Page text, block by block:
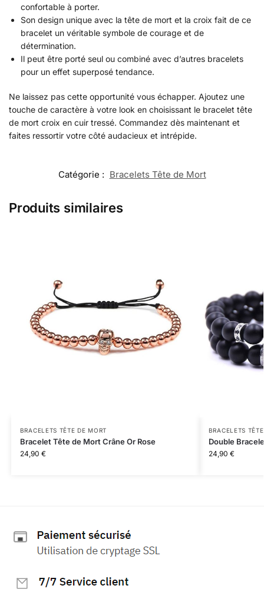
confortable à porter.
Son design unique avec la tête de mort et la croix fait de ce
bracelet un véritable symbole de courage et de
détermination.
Il peut être porté seul ou combiné avec d’autres bracelets
pour un effet superposé tendance.
Ne laissez pas cette opportunité vous échapper. Ajoutez une
touche de caractère à votre look en choisissant le bracelet tête
de mort croix en cuir tressé. Commandez dès maintenant et
faites ressortir votre côté audacieux et intrépide.
Catégorie : Bracelets Tête de Mort
Produits similaires
BRACELETS TÊTE DE MORT
Bracelet Tête de Mort Crâne Or Rose
24,90 €
BRACELETS
Double
24,90 €